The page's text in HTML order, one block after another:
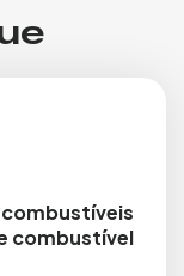
combustível